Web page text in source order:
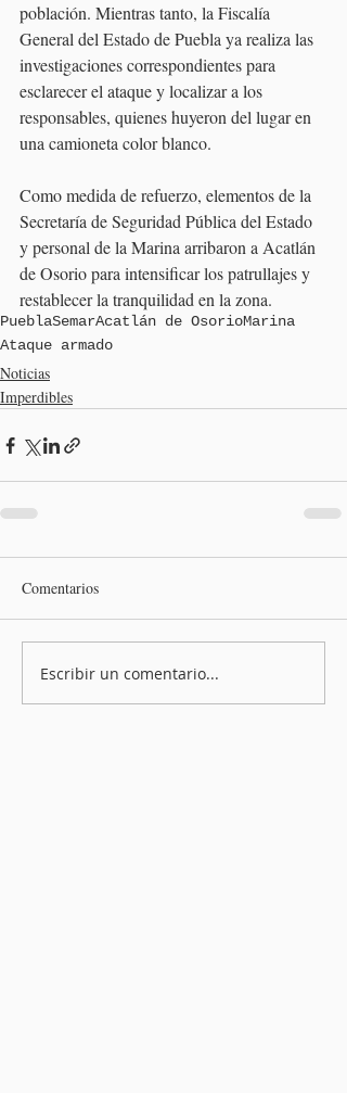
población. Mientras tanto, la Fiscalía
General del Estado de Puebla ya realiza las
investigaciones correspondientes para
esclarecer el ataque y localizar a los
responsables, quienes huyeron del lugar en
una camioneta color blanco.
Como medida de refuerzo, elementos de la
Secretaría de Seguridad Pública del Estado
y personal de la Marina arribaron a Acatlán
de Osorio para intensificar los patrullajes y
restablecer la tranquilidad en la zona.
PueblaSemarAcatlán de OsorioMarina
Ataque armado
Noticias
Imperdibles
Comentarios
Escribir un comentario...